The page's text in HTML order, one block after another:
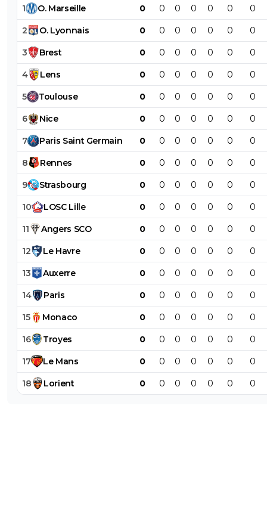
1 O. Marseille 0 0 0 0 0 0 0
2 O. Lyonnais 0 0 0 0 0 0 0
3 Brest 0 0 0 0 0 0 0
4 Lens 0 0 0 0 0 0 0
5 Toulouse 0 0 0 0 0 0 0
6 Nice 0 0 0 0 0 0 0
7 Paris Saint Germain 0 0 0 0 0 0 0
8 Rennes 0 0 0 0 0 0 0
9 Strasbourg 0 0 0 0 0 0 0
10 LOSC Lille 0 0 0 0 0 0 0
11 Angers SCO 0 0 0 0 0 0 0
12 Le Havre 0 0 0 0 0 0 0
13 Auxerre 0 0 0 0 0 0 0
14 Paris 0 0 0 0 0 0 0
15 Monaco 0 0 0 0 0 0 0
16 Troyes 0 0 0 0 0 0 0
17 Le Mans 0 0 0 0 0 0 0
18 Lorient 0 0 0 0 0 0 0